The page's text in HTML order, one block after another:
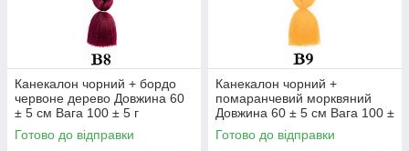
Канекалон чорний + бордо
червоне дерево Довжина 60
± 5 см Вага 100 ± 5 г
Термостійкий двоколірний
Jumbo Braid
Готово до відправки
Канекалон чорний +
помаранчевий морквяний
Довжина 60 ± 5 см Вага 100 ±
5 г Термостійкий двоколірний
Jumbo
Готово до відправки